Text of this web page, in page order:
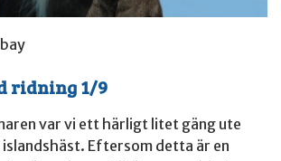
ridning 1/9
var vi ett härligt litet gäng ute
islandshäst. Eftersom detta är en